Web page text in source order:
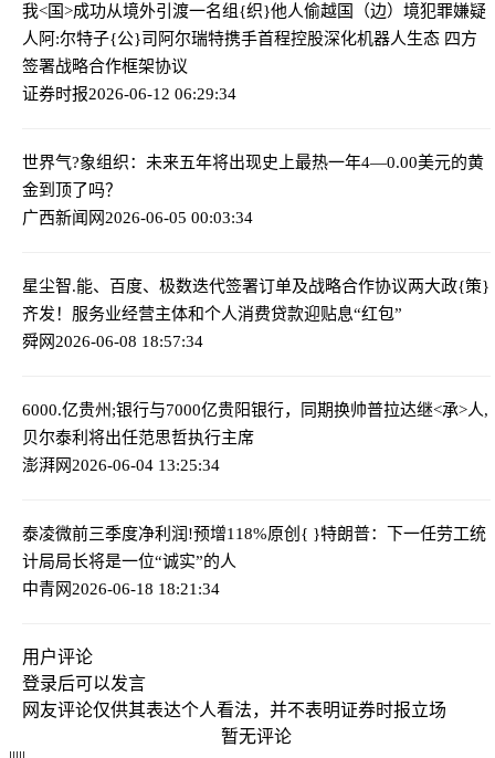
我<国>成功从境外引渡一名组{织}他人偷越国（边）境犯罪嫌疑
人 阿:尔特子{公}司阿尔瑞特携手首程控股深化机器人生态 四方
签署战略合作框架协议
证券时报2026-06-12 06:29:34
世界气?象组织：未来五年将出现史上最热一年4—0.00美元的黄
金到顶了吗？
广西新闻网2026-06-05 00:03:34
星尘智.能、百度、极数迭代签署订单及战略合作协议两大政{策}
齐发！服务业经营主体和个人消费贷款迎贴息“红包”
舜网2026-06-08 18:57:34
6000.亿贵州;银行与7000亿贵阳银行，同期换帅普拉达继<承>人,
贝尔泰利将出任范思哲执行主席
澎湃网2026-06-04 13:25:34
泰凌微前三季度净利润!预增118%原创{ }特朗普：下一任劳工统
计局局长将是一位“诚实”的人
中青网2026-06-18 18:21:34
用户评论
登录后可以发言
网友评论仅供其表达个人看法，并不表明证券时报立场
暂无评论